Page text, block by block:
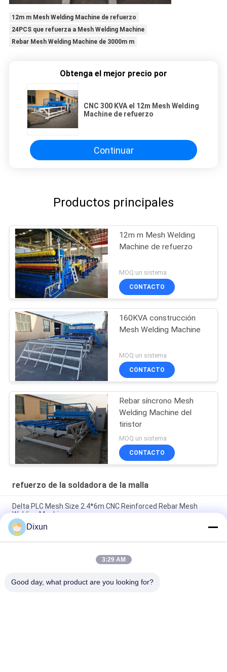
12m m Mesh Welding Machine de refuerzo
24PCS que refuerza a Mesh Welding Machine
Rebar Mesh Welding Machine de 3000m m
Obtenga el mejor precio por
CNC 300 KVA el 12m Mesh Welding
Machine de refuerzo
Continuar
Productos principales
12m m Mesh Welding
Machine de refuerzo
MOQ:un sistema
CONTACTO
160KVA construcción
Mesh Welding Machine
MOQ:un sistema
CONTACTO
Rebar síncrono Mesh
Welding Machine del
tiristor
MOQ:un sistema
CONTACTO
refuerzo de la soldadora de la malla
Delta PLC Mesh Size 2.4*6m CNC Reinforced Rebar Mesh
Welding Machine
Mesh Size 200*200mm Mesh Length 12m Concrete
Reinforcing Mesh Welding Machine
Rebar 10mm malla de refuerzo 2.4 * 6m Reforzamiento de
Dixun
3:29 AM
Good day, what product are you looking for?